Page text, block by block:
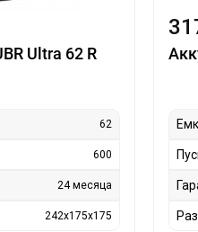
Ultra 62 R
62
600
24 месяца
242x175x175